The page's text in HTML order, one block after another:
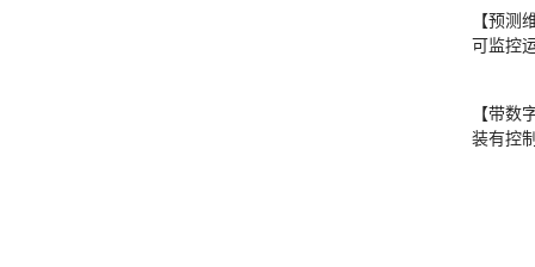
【预测
可监控
【带数
装有控